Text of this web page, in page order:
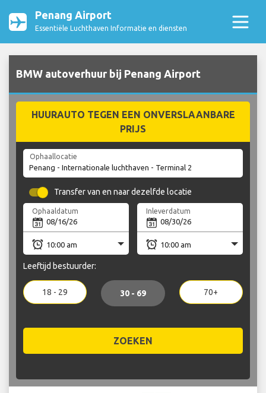
Penang Airport
Essentiële Luchthaven Informatie en diensten
BMW autoverhuur bij Penang Airport
HUURAUTO TEGEN EEN ONVERSLAANBARE
PRIJS
Ophaallocatie
Transfer van en naar dezelfde locatie
Ophaaldatum Inleverdatum
Leeftijd bestuurder:
18 - 29 30 - 69 70+
ZOEKEN